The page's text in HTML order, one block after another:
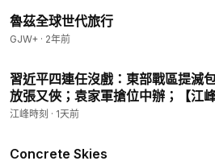
1245期】#中美對抗
魯茲全球世代旅行
GJW+ · 2年前
習近平四連任沒戲：東部戰區提滅
放張又俠；袁家軍搶位中辦；【江
456期】#中國時局
江峰時刻 · 1天前
Concrete Skies